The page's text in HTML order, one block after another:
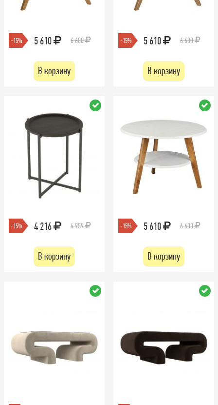
-15% 5 610 6 600
В корзину
-15% 5 610 6 600
В корзину
-15% 4 216 4 959
В корзину
-15% 5 610 6 600
В корзину